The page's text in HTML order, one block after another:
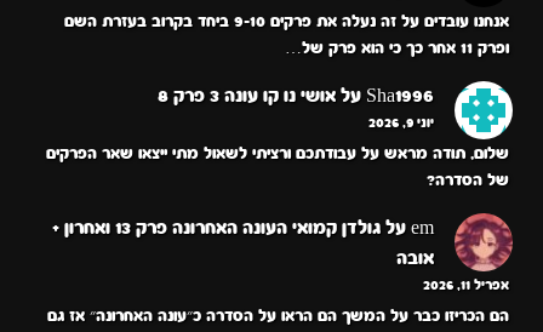
אנחנו עובדים על זה נעלה את פרקים 9-10 ביחד בקרוב בעזרת השם
ופרק 11 אחר כך כי הוא פרק של…
Sha1996 על אושי נו קו עונה 3 פרק 8
יוני 9, 2026
שלום, תודה מראש על עבודתכם ורציתי לשאול מתי ייצאו שאר הפרקים
של הסדרה?
em על
גולדן קמואי העונה האחרונה פרק 13 ואחרון +
אובה
אפריל 11, 2026
הם הכריזו כבר על המשך הם הראו על הסדרה כ״עונה האחרונה״ אז גם